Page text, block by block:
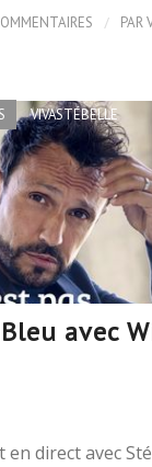
/ PAR
avec
VIVASTÉBELLE
en direct avec